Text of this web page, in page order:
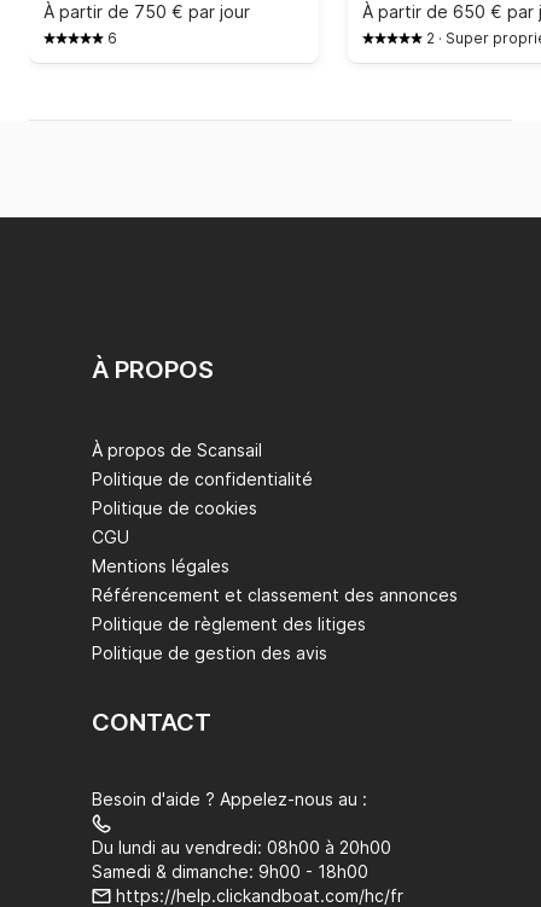
À partir de 750 € par jour
6
À partir de 650 € par
2 · Super
À PROPOS
À propos de Scansail
Politique de confidentialité
Politique de cookies
CGU
Mentions légales
Référencement et classement des annonces
Politique de règlement des litiges
Politique de gestion des avis
CONTACT
Besoin d'aide ? Appelez-nous au :
Du lundi au vendredi: 08h00 à 20h00
Samedi & dimanche: 9h00 - 18h00
https://help.clickandboat.com/hc/fr